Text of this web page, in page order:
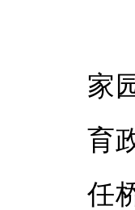
家
育
任